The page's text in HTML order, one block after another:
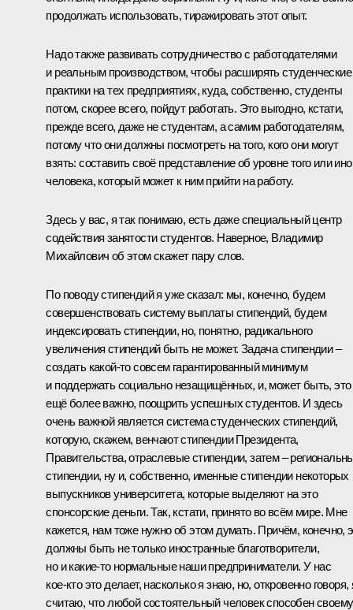
продолжать использовать, тиражировать этот опыт.
Надо также развивать сотрудничество с работодателями
и реальным производством, чтобы расширять студенческие
практики на тех предприятиях, куда, собственно, студенты
потом, скорее всего, пойдут работать. Это выгодно, кстати,
прежде всего, даже не студентам, а самим работодателям,
потому что они должны посмотреть на того, кого они могут
взять: составить своё представление об уровне того или
человека, который может к ним прийти на работу.
Здесь у вас, я так понимаю, есть даже специальный центр
содействия занятости студентов. Наверное, Владимир
Михайлович об этом скажет пару слов.
По поводу стипендий я уже сказал: мы, конечно, будем
совершенствовать систему выплаты стипендий, будем
индексировать стипендии, но, понятно, радикального
увеличения стипендий быть не может. Задача стипендии –
создать какой‑то совсем гарантированный минимум
и поддержать социально незащищённых, и, может быть, это
ещё более важно, поощрить успешных студентов. И здесь
очень важной является система студенческих стипендий,
которую, скажем, венчают стипендии Президента,
Правительства, отраслевые стипендии, затем –
стипендии, ну и, собственно, именные стипендии некоторых
выпускников университета, которые выделяют на это
спонсорские деньги. Так, кстати, принято во всём мире. Мне
кажется, нам тоже нужно об этом думать. Причём, конечно,
должны быть не только иностранные благотворители,
но и какие‑то нормальные наши предприниматели. У нас
кое‑кто это делает, насколько я знаю, но, откровенно говоря,
считаю, что любой состоятельный человек способен своему